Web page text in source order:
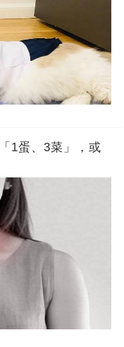
1蛋、3菜」，或